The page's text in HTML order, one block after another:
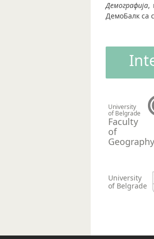
Демографија,
ДемоБалк са
University
of Belgrade
Faculty
of
Geography
University
of Belgrade